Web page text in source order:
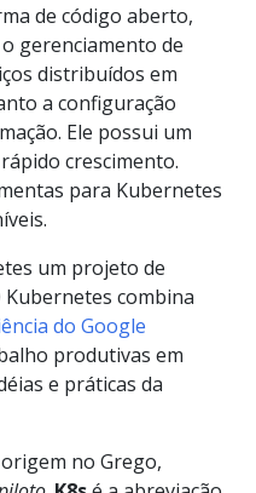
de código aberto,
gerenciamento de
distribuídos em
a configuração
Ele possui um
crescimento.
para Kubernetes
um projeto de
combina
do Google
produtivas em
e práticas da
no Grego,